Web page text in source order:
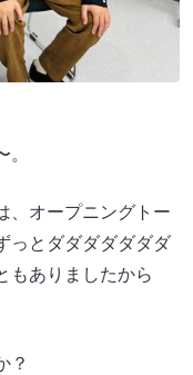
、オープニングトー
っとダダダダダダダ
もありましたから
？